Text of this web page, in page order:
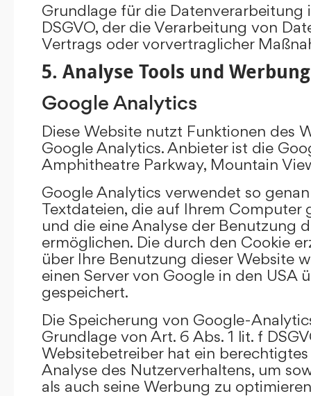
Grundlage für die Datenverarbeitung
DSGVO, der die Verarbeitung von
Vertrags oder vorvertraglicher
5. Analyse Tools und Werbung
Google Analytics
Diese Website nutzt Funktionen des
Google Analytics. Anbieter ist die
Amphitheatre Parkway, Mountain
Google Analytics verwendet so
Textdateien, die auf Ihrem Computer
und die eine Analyse der Benutzung
ermöglichen. Die durch den Cookie
über Ihre Benutzung dieser Website
einen Server von Google in den USA
gespeichert.
Die Speicherung von Google-
Grundlage von Art. 6 Abs. 1 lit. f
Websitebetreiber hat ein berechtigtes
Analyse des Nutzerverhaltens, um
als auch seine Werbung zu